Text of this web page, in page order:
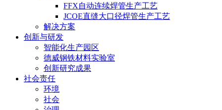
FFX自动连续焊管生产工艺
JCOE直缝大口径焊管生产工艺
解决方案
创新与研发
智能化生产园区
德威钢铁材料实验室
创新研究成果
社会责任
环境
社会